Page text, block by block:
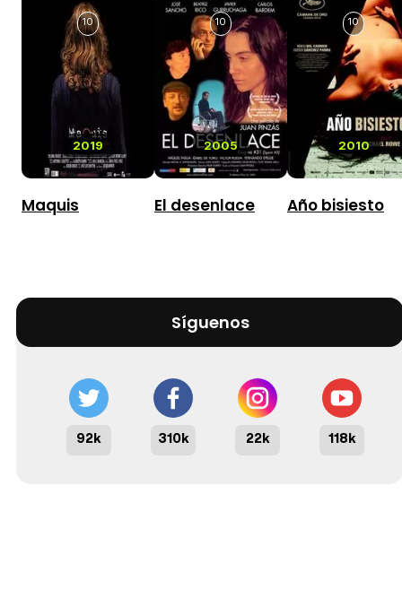
2019
10
Maquis
2005
10
El desenlace
2010
10
Año bisiesto
Síguenos
92k 310k 22k 118k